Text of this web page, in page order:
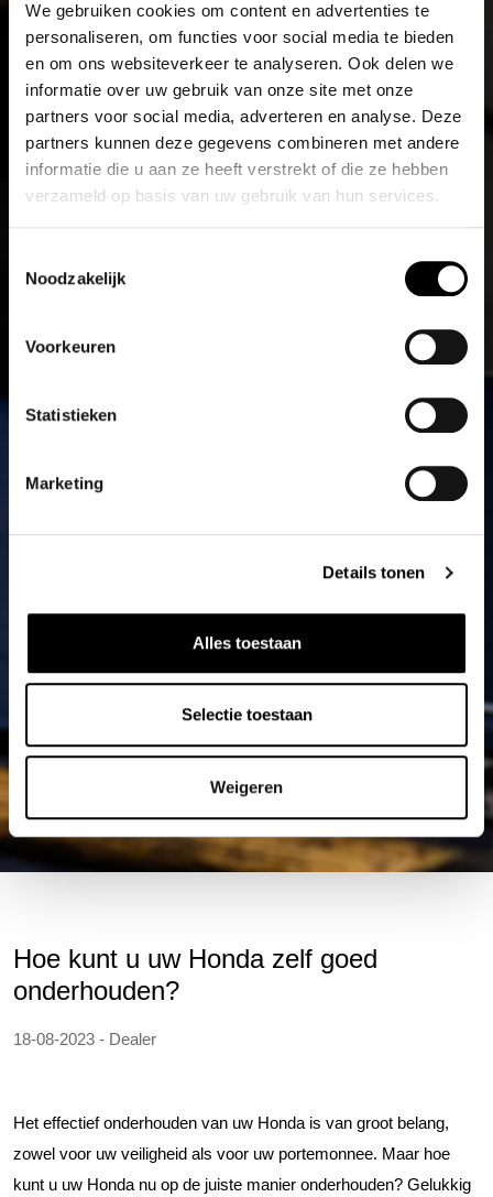
We gebruiken cookies om content en advertenties te
personaliseren, om functies voor social media te bieden
en om ons websiteverkeer te analyseren. Ook delen we
informatie over uw gebruik van onze site met onze
partners voor social media, adverteren en analyse. Deze
partners kunnen deze gegevens combineren met andere
informatie die u aan ze heeft verstrekt of die ze hebben
verzameld op basis van uw gebruik van hun services.
Noodzakelijk
Voorkeuren
Statistieken
Marketing
Details tonen
Alles toestaan
Selectie toestaan
Weigeren
Hoe kunt u uw Honda zelf goed
onderhouden?
18-08-2023 - Dealer
Het effectief onderhouden van uw Honda is van groot belang,
zowel voor uw veiligheid als voor uw portemonnee. Maar hoe
kunt u uw Honda nu op de juiste manier onderhouden? Gelukkig